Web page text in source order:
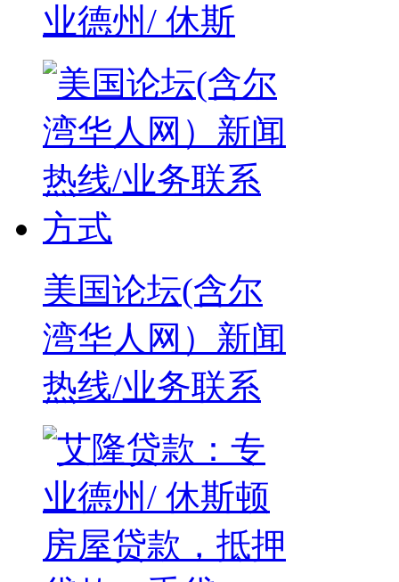
业德州/ 休斯
美国论坛(含尔
湾华人网）新闻
热线/业务联系